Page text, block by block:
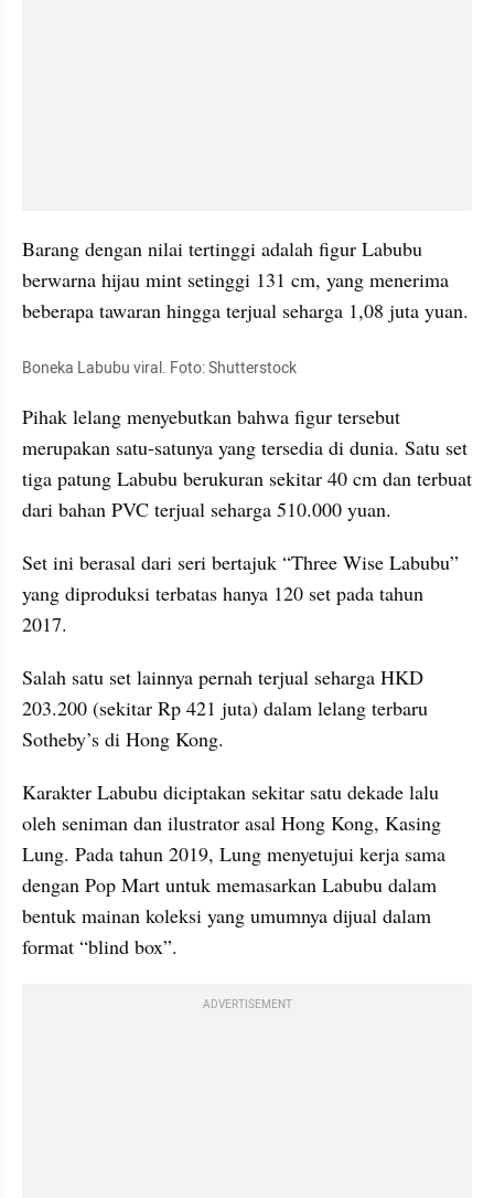
Barang dengan nilai tertinggi adalah figur Labubu
berwarna hijau mint setinggi 131 cm, yang menerima
beberapa tawaran hingga terjual seharga 1,08 juta yuan.
Boneka Labubu viral. Foto: Shutterstock
Pihak lelang menyebutkan bahwa figur tersebut
merupakan satu-satunya yang tersedia di dunia. Satu set
tiga patung Labubu berukuran sekitar 40 cm dan terbuat
dari bahan PVC terjual seharga 510.000 yuan.
Set ini berasal dari seri bertajuk “Three Wise Labubu”
yang diproduksi terbatas hanya 120 set pada tahun
2017.
Salah satu set lainnya pernah terjual seharga HKD
203.200 (sekitar Rp 421 juta) dalam lelang terbaru
Sotheby’s di Hong Kong.
Karakter Labubu diciptakan sekitar satu dekade lalu
oleh seniman dan ilustrator asal Hong Kong, Kasing
Lung. Pada tahun 2019, Lung menyetujui kerja sama
dengan Pop Mart untuk memasarkan Labubu dalam
bentuk mainan koleksi yang umumnya dijual dalam
format “blind box”.
ADVERTISEMENT